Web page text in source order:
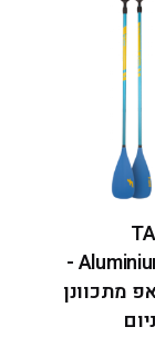
Aluminium Verio -
מתכוונן